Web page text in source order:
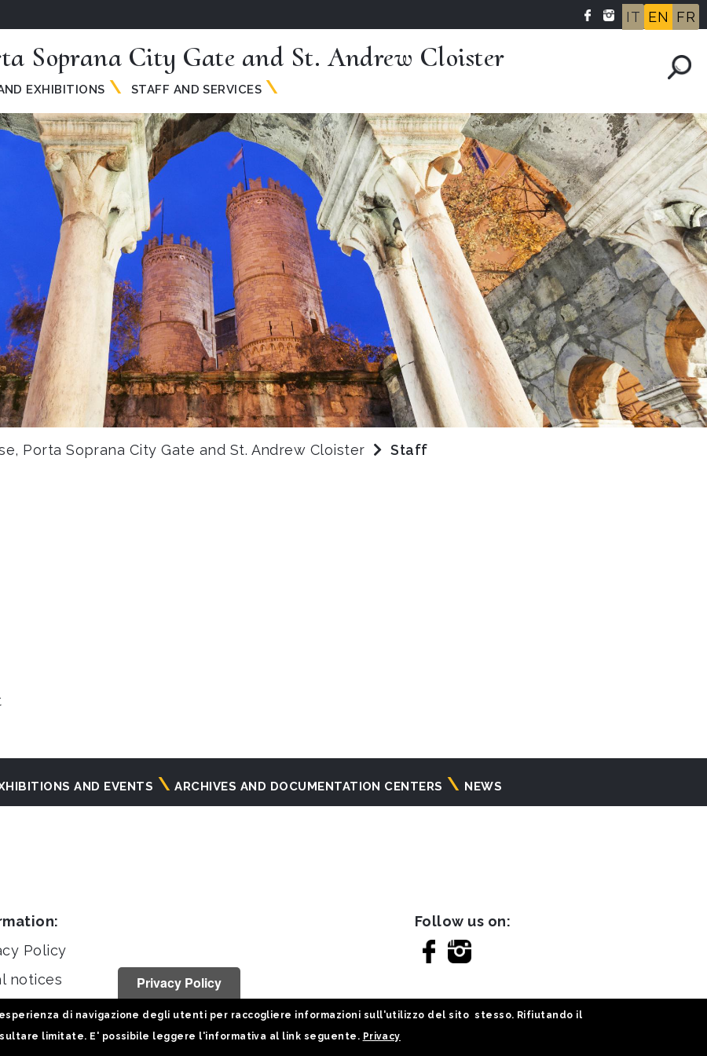
IT EN FR
Soprana City Gate and St. Andrew Cloister
EXHIBITIONS STAFF AND SERVICES
Porta Soprana City Gate and St. Andrew Cloister Staff
AND EVENTS ARCHIVES AND DOCUMENTATION CENTERS NEWS
Policy
notices
Follow us on:
Privacy Policy
di navigazione degli utenti per raccogliere informazioni sull'utilizzo del sito stesso. Rifiutando il
limitate. E' possibile leggere l'informativa al link seguente. Privacy